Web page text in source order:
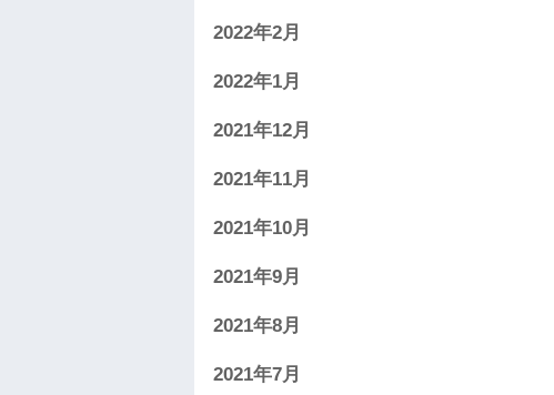
2022年2月
2022年1月
2021年12月
2021年11月
2021年10月
2021年9月
2021年8月
2021年7月